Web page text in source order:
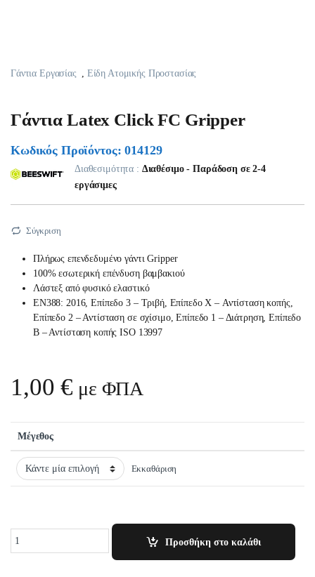
Γάντια Εργασίας Είδη Ατομικής Προστασίας
Γάντια Latex Click FC Gripper
Κωδικός Προϊόντος: 014129
Διαθεσιμότητα : Διαθέσιμο - Παράδοση σε 2-4
εργάσιμες
Σύγκριση
Πλήρως επενδεδυμένο γάντι Gripper
100% εσωτερική επένδυση βαμβακιού
Λάστεξ από φυσικό ελαστικό
EN388: 2016,Επίπεδο 3 – Τριβή, Επίπεδο X – Αντίσταση κοπής,
Επίπεδο 2 – Αντίσταση σε σχίσιμο,Επίπεδο 1 – Διάτρηση,Επίπεδο
Β – Αντίσταση κοπής ISO 13997
1,00€ με ΦΠΑ
Μέγεθος
Εκκαθάριση
Προσθήκη στο καλάθι